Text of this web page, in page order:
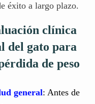
éxito a largo plazo.
clínica
del gato para
de peso
general: Antes de